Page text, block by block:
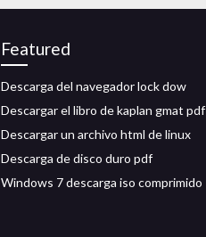
Featured
Descarga del navegador lock dow
Descargar el libro de kaplan gmat pdf
Descargar un archivo html de linux
Descarga de disco duro pdf
Windows 7 descarga iso comprimido